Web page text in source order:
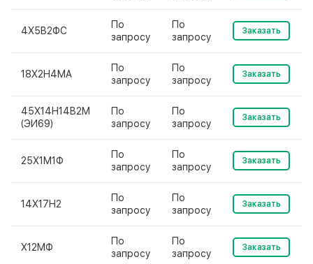
4Х5В2ФС
По
запросу
По
запросу
Заказать
18Х2Н4МА
По
запросу
По
запросу
Заказать
45Х14Н14В2М
(ЭИ69)
По
запросу
По
запросу
Заказать
25Х1М1Ф
По
запросу
По
запросу
Заказать
14Х17Н2
По
запросу
По
запросу
Заказать
Х12МФ
По
запросу
По
запросу
Заказать